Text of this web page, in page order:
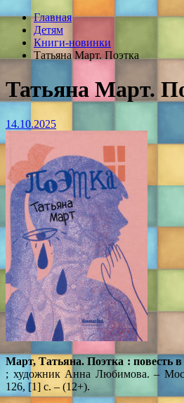
Главная
Детям
Книги-новинки
Татьяна Март. Поэтка
Татьяна Март.
14.10.2025
Март, Татьяна. Поэтка : повесть в
; художник Анна Любимова. –
126, [1] с. – (12+).